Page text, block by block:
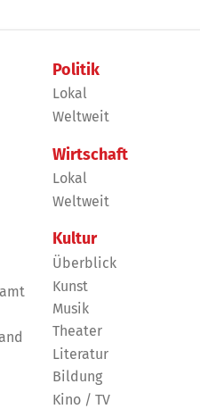
Politik
Lokal
Weltweit
Wirtschaft
Lokal
Weltweit
Kultur
Überblick
Kunst
Musik
Theater
Literatur
Bildung
Kino / TV